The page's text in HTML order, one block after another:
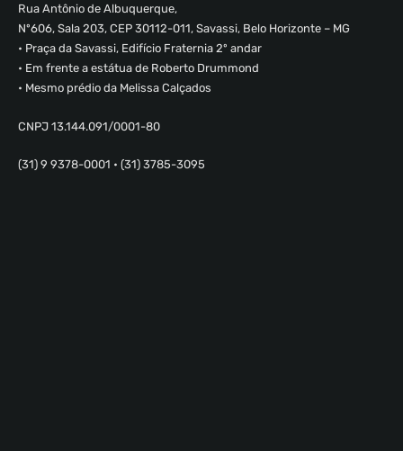
Rua Antônio de Albuquerque,
Nº606, Sala 203, CEP 30112-011, Savassi, Belo Horizonte – MG
• Praça da Savassi, Edifício Fraternia 2º andar
• Em frente a estátua de Roberto Drummond
• Mesmo prédio da Melissa Calçados
CNPJ 13.144.091/0001-80
(31) 9 9378-0001 • (31) 3785-3095